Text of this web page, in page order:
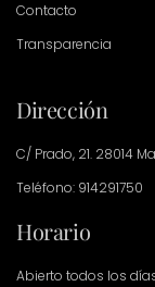
Contacto
Transparencia
Dirección
C/ Prado, 21. 28014
Teléfono: 914291750
Horario
Abierto todos los